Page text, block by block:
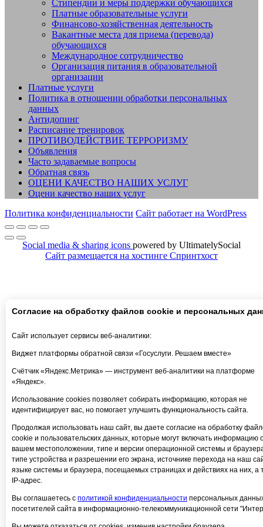
Стипендии и меры поддержки обучающихся
Платные образовательные услуги
Финансово-хозяйственная деятельность
Вакантные места для приема (перевода)
обучающихся
Международное сотрудничество
Организация питания в образовательной
организации
Платные услуги
Политика в отношении обработки персональных
данных
Антидопинг
Расписание тренировок
ПРОТИВОДЕЙСТВИЕ ТЕРРОРИЗМУ
Объявления
Часто задаваемые вопросы
Обратная связь
ОЦЕНИ КАЧЕСТВО НАШИХ УСЛУГ
Оцени качество наших услуг
Политика конфиденциальности Сайт работает на WordPress
Social media & sharing icons powered by UltimatelySocial
Сайт размещается на хостинге Спринтхост
Согласие на обработку файлов cookie и персональных
Сайт использует сервисы веб-аналитики:
Виджет платформы обратной связи «Госуслуги. Решаем вместе»
Счётчик «Яндекс.Метрика» — инструмент веб-аналитики на платформе
«Яндекс».
Использование cookies позволяет собирать информацию, которая не
идентифицирует вас, но помогает улучшить функциональность сайта.
Продолжая использовать наш сайт, вы даете согласие на обработку
cookie и пользовательских данных, которые могут включать информацию
вашем местоположении, типе и версии операционной системы и
типе устройства и разрешении его экрана, источнике перехода на наш
языке системы и браузера, посещаемых страницах и действиях на них, а
IP-адрес.
Вы соглашаетесь с политикой конфиденциальности персональных
посетителей сайта в информационно-телекоммуникационной сети